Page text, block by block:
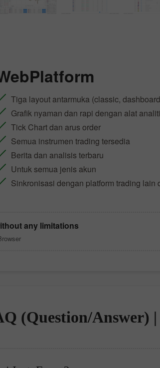
Tiga layout antarmuka (classic,
Grafik nyaman dan rapi dengan alat
Tick Chart dan arus order
Semua instrumen trading tersedia
Berita dan analisis terbaru
Untuk semua jenis akun
Sinkronisasi dengan platform trading lain
any limitations
(Question/Answer)